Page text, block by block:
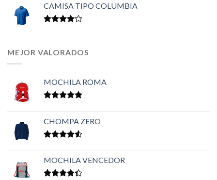
de 5
CAMISA TIPO COLUMBIA
MEJOR VALORADOS
MOCHILA ROMA
CHOMPA ZERO
de 5
MOCHILA VENCEDOR